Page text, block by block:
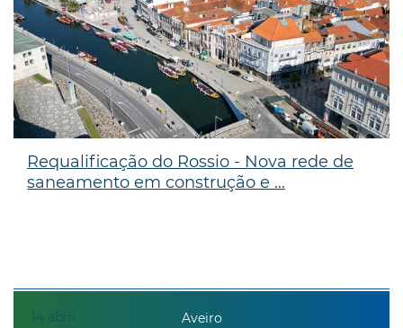
14 abril
Requalificação do Rossio - Nova rede de
saneamento em construção e ...
Aveiro